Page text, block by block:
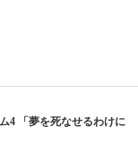
4 「夢を死なせるわけに